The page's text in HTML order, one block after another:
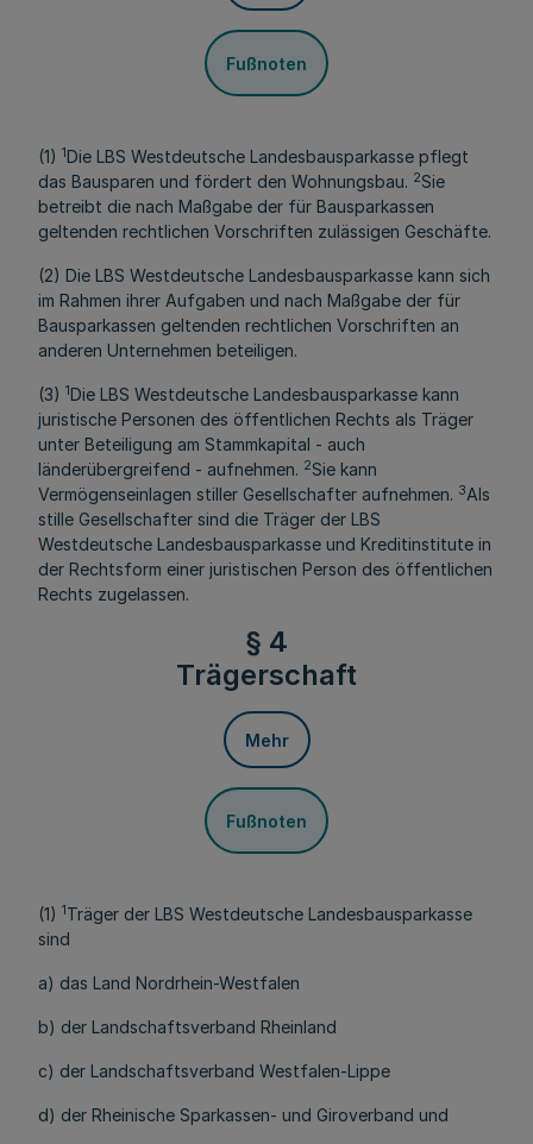
Fußnoten
(1) 1Die LBS Westdeutsche Landesbausparkasse pflegt
das Bausparen und fördert den Wohnungsbau. 2Sie
betreibt die nach Maßgabe der für Bausparkassen
geltenden rechtlichen Vorschriften zulässigen Geschäfte.
(2) Die LBS Westdeutsche Landesbausparkasse kann sich
im Rahmen ihrer Aufgaben und nach Maßgabe der für
Bausparkassen geltenden rechtlichen Vorschriften an
anderen Unternehmen beteiligen.
(3) 1Die LBS Westdeutsche Landesbausparkasse kann
juristische Personen des öffentlichen Rechts als Träger
unter Beteiligung am Stammkapital - auch
länderübergreifend - aufnehmen. 2Sie kann
Vermögenseinlagen stiller Gesellschafter aufnehmen. 3Als
stille Gesellschafter sind die Träger der LBS
Westdeutsche Landesbausparkasse und Kreditinstitute in
der Rechtsform einer juristischen Person des öffentlichen
Rechts zugelassen.
§ 4
Trägerschaft
Mehr
Fußnoten
(1) 1Träger der LBS Westdeutsche Landesbausparkasse
sind
a) das Land Nordrhein-Westfalen
b) der Landschaftsverband Rheinland
c) der Landschaftsverband Westfalen-Lippe
d) der Rheinische Sparkassen- und Giroverband und